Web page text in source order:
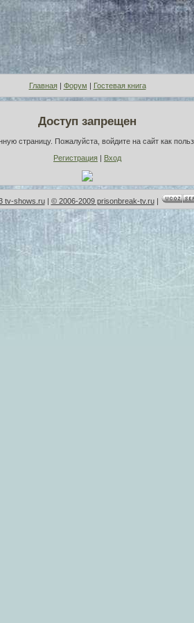
Главная| Форум | Гостевая книга
Доступ запрещен
страницу. Пожалуйста, войдите на сайт как
Регистрация
Вход
tv-shows.ru| © 2006-2009 prisonbreak-tv.ru|